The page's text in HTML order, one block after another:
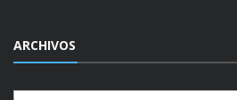
ARCHIVOS